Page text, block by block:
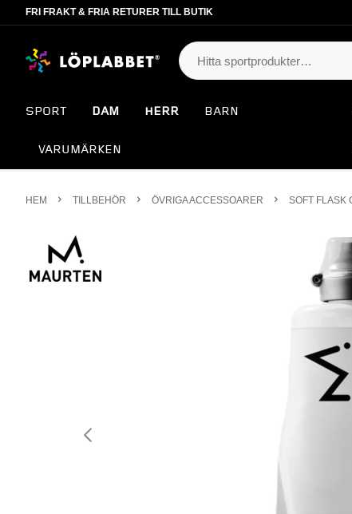
FRI FRAKT & FRIA RETURER TILL BUTIK
SPORT DAM HERR BARN
VARUMÄRKEN
HEM TILLBEHÖR ÖVRIGA ACCESSOARER